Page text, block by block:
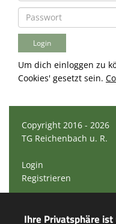
Um dich einloggen zu
Cookies' gesetzt sein.
Copyright 2016 - 2026
TG Reichenbach u. R.
Login
Registrieren